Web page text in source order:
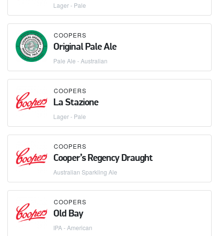
Lager - Pale
COOPERS
Original Pale Ale
Pale Ale - Australian
COOPERS
La Stazione
Lager - Pale
COOPERS
Cooper’s Regency Draught
Australian Sparkling Ale
COOPERS
Old Bay
IPA - American